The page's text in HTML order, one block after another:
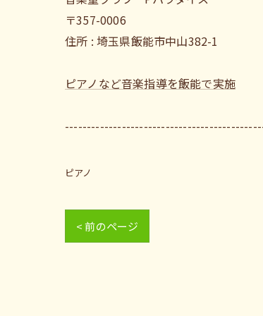
〒357-0006
住所 : 埼玉県飯能市中山382-1
ピアノなど音楽指導を飯能で実施
ピアノ
< 前のページ